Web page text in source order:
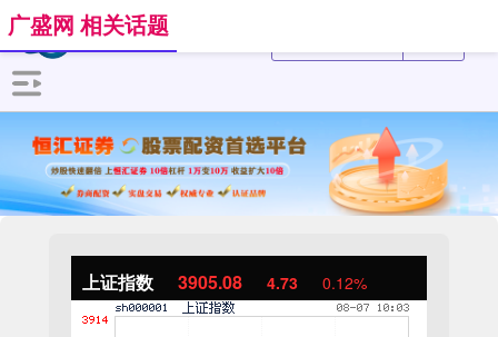
上证指数 3905.08 4.73 0.12%
广盛网 相关话题